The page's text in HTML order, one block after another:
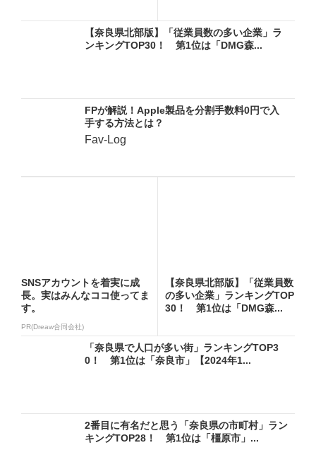
【奈良県北部版】「従業員数の多い企業」ラ
ンキングTOP30！ 第1位は「DMG森...
FPが解説！Apple製品を分割手数料0円で入
手する方法とは？
Fav-Log
SNSアカウントを着実に成
長。実はみんなココ使ってま
す。
PR(Dreaw合同会社)
【奈良県北部版】「従業員数
の多い企業」ランキングTOP
30！ 第1位は「DMG森...
「奈良県で人口が多い街」ランキングTOP3
0！ 第1位は「奈良市」【2024年1...
2番目に有名だと思う「奈良県の市町村」ラン
キングTOP28！ 第1位は「橿原市」...